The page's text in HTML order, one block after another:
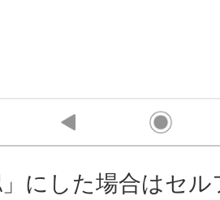
」にした場合はセ